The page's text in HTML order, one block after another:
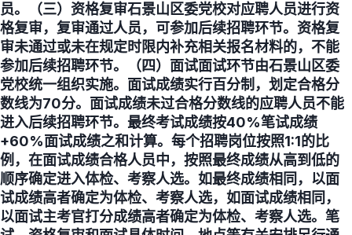
员。（三）资格复审石景山区委党校对应聘人员进行资
格复审，复审通过人员，可参加后续招聘环节。资格复
审未通过或未在规定时限内补充相关报名材料的，不能
参加后续招聘环节。（四）面试面试环节由石景山区委
党校统一组织实施。面试成绩实行百分制，划定合格分
数线为70分。面试成绩未过合格分数线的应聘人员不能
进入后续招聘环节。最终考试成绩按40%笔试成绩
+60%面试成绩之和计算。每个招聘岗位按照1:1的比
例，在面试成绩合格人员中，按照最终成绩从高到低的
顺序确定进入体检、考察人选。如最终成绩相同，以面
试成绩高者确定为体检、考察人选，如面试成绩相同，
以面试主考官打分成绩高者确定为体检、考察人选。笔